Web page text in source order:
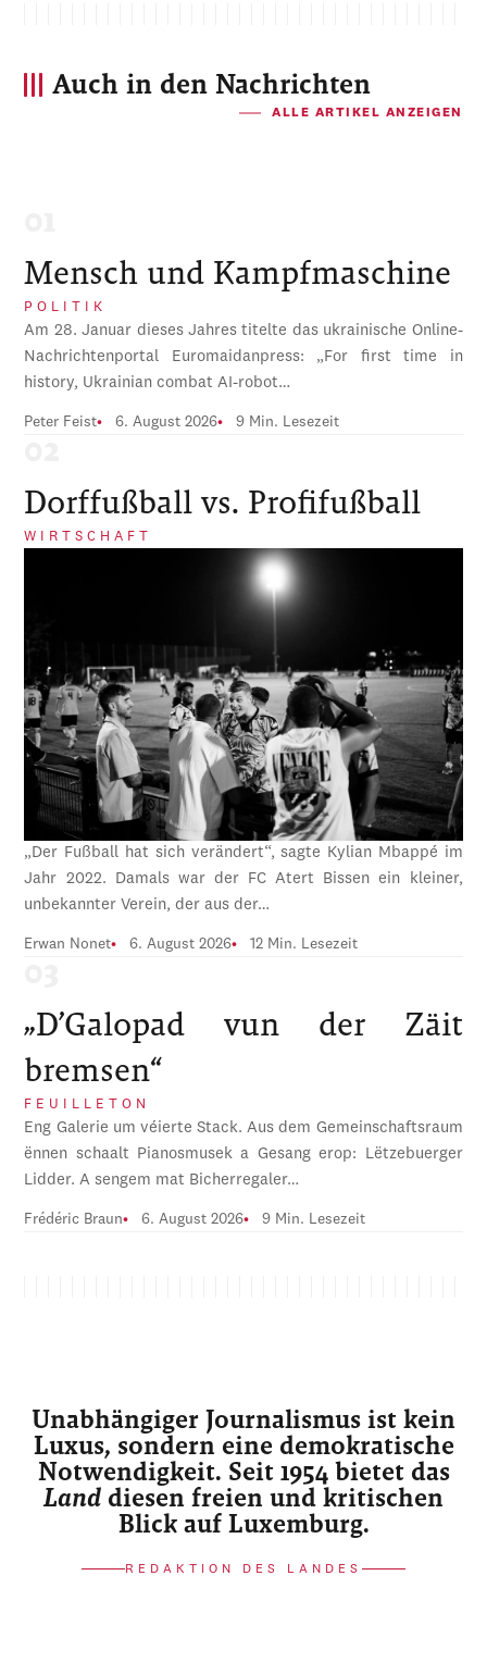
Auch in den Nachrichten
ALLE ARTIKEL ANZEIGEN
Mensch und Kampfmaschine
POLITIK
Am 28. Januar dieses Jahres titelte das ukrainische Online-
Nachrichtenportal Euromaidanpress: „For first time in
history, Ukrainian combat AI-robot…
Peter Feist 6. August 2026 9 Min. Lesezeit
Dorffußball vs. Profifußball
WIRTSCHAFT
„Der Fußball hat sich verändert“, sagte Kylian Mbappé im
Jahr 2022. Damals war der FC Atert Bissen ein kleiner,
unbekannter Verein, der aus der…
Erwan Nonet 6. August 2026 12 Min. Lesezeit
„D’Galopad vun der Zäit
bremsen“
FEUILLETON
Eng Galerie um véierte Stack. Aus dem Gemeinschaftsraum
ënnen schaalt Pianosmusek a Gesang erop: Lëtzebuerger
Lidder. A sengem mat Bicherregaler…
Frédéric Braun 6. August 2026 9 Min. Lesezeit
Unabhängiger Journalismus ist kein
Luxus, sondern eine demokratische
Notwendigkeit. Seit 1954 bietet das
Land diesen freien und kritischen
Blick auf Luxemburg.
REDAKTION DES LANDES